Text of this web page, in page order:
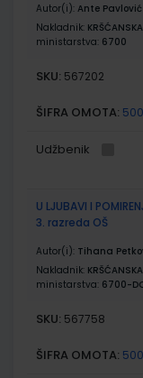
Autor(i): Ante
Nakladnik:
ministarstva: 6700
SKU: 567202
ŠIFRA OMOTA:
Udžbenik
U LJUBAVI I
3. razreda OŠ
Autor(i): Tihana
Nakladnik:
ministarstva: 6700-
SKU: 567758
ŠIFRA OMOTA: